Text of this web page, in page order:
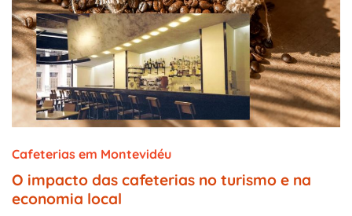
Cafeterias em Montevidéu
O impacto das cafeterias no turismo e na
economia local